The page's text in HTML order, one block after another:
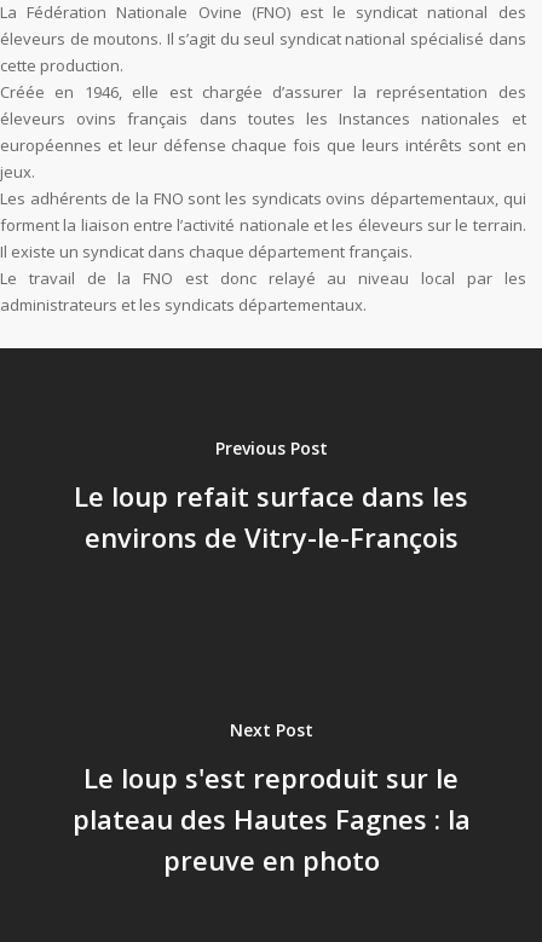
La Fédération Nationale Ovine (FNO) est le syndicat national des
éleveurs de moutons. Il s’agit du seul syndicat national spécialisé dans
cette production.
Créée en 1946, elle est chargée d’assurer la représentation des
éleveurs ovins français dans toutes les Instances nationales et
européennes et leur défense chaque fois que leurs intérêts sont en
jeux.
Les adhérents de la FNO sont les syndicats ovins départementaux, qui
forment la liaison entre l’activité nationale et les éleveurs sur le terrain.
Il existe un syndicat dans chaque département français.
Le travail de la FNO est donc relayé au niveau local par les
administrateurs et les syndicats départementaux.
Previous Post
Le loup refait surface dans les
environs de Vitry-le-François
Next Post
Le loup s'est reproduit sur le
plateau des Hautes Fagnes : la
preuve en photo